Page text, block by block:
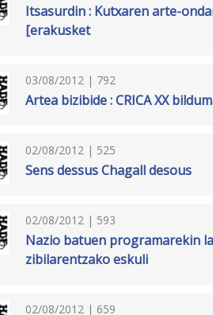
Itsasurdin : Kutxaren arte-
[erakusket
03/08/2012 | 792
Artea bizibide : CRICA XX
02/08/2012 | 525
Sens dessus Chagall desous
02/08/2012 | 593
Nazio batuen programarekin
zibilarentzako eskuli
02/08/2012 | 659